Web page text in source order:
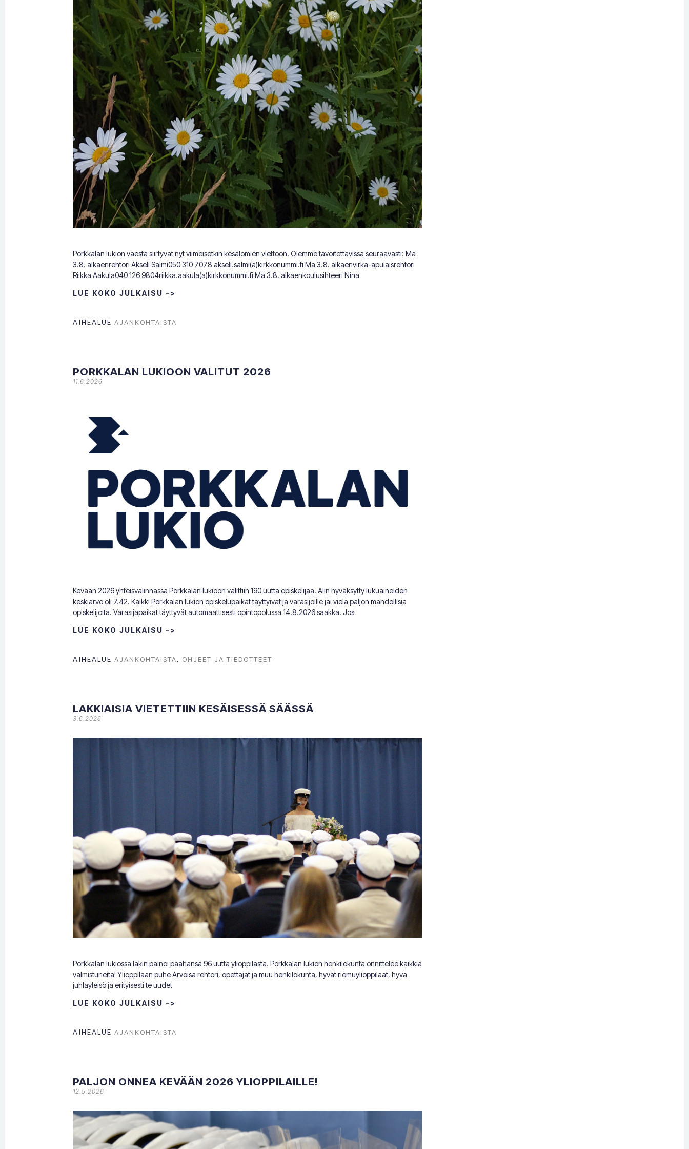
Porkkalan lukion väestä siirtyvät nyt viimeisetkin kesälomien viettoon. Olemme tavoitettavissa seuraavasti: Ma
3.8. alkaenrehtori Akseli Salmi050 310 7078 akseli.salmi(a)kirkkonummi.fi Ma 3.8. alkaenvirka-apulaisrehtori
Riikka Aakula040 126 9804riikka.aakula(a)kirkkonummi.fi Ma 3.8. alkaenkoulusihteeri Nina
LUE KOKO JULKAISU ->
AIHEALUE AJANKOHTAISTA
PORKKALAN LUKIOON VALITUT 2026
11.6.2026
Kevään 2026 yhteisvalinnassa Porkkalan lukioon valittiin 190 uutta opiskelijaa. Alin hyväksytty lukuaineiden
keskiarvo oli 7.42. Kaikki Porkkalan lukion opiskelupaikat täyttyivät ja varasijoille jäi vielä paljon mahdollisia
opiskelijoita. Varasijapaikat täyttyvät automaattisesti opintopolussa 14.8.2026 saakka. Jos
LUE KOKO JULKAISU ->
AIHEALUE AJANKOHTAISTA, OHJEET JA TIEDOTTEET
LAKKIAISIA VIETETTIIN KESÄISESSÄ SÄÄSSÄ
3.6.2026
Porkkalan lukiossa lakin painoi päähänsä 96 uutta ylioppilasta. Porkkalan lukion henkilökunta onnittelee kaikkia
valmistuneita! Ylioppilaan puhe Arvoisa rehtori, opettajat ja muu henkilökunta, hyvät riemuylioppilaat, hyvä
juhlayleisö ja erityisesti te uudet
LUE KOKO JULKAISU ->
AIHEALUE AJANKOHTAISTA
PALJON ONNEA KEVÄÄN 2026 YLIOPPILAILLE!
12.5.2026